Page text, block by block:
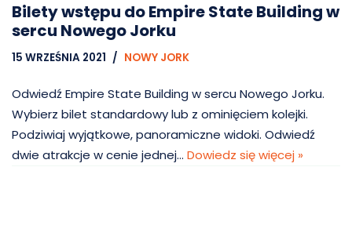
Bilety wstępu do Empire State Building w
sercu Nowego Jorku
15 WRZEŚNIA 2021 NOWY JORK
Odwiedź Empire State Building w sercu Nowego Jorku.
Wybierz bilet standardowy lub z ominięciem kolejki.
Podziwiaj wyjątkowe, panoramiczne widoki. Odwiedź
dwie atrakcje w cenie jednej… Dowiedz się więcej »